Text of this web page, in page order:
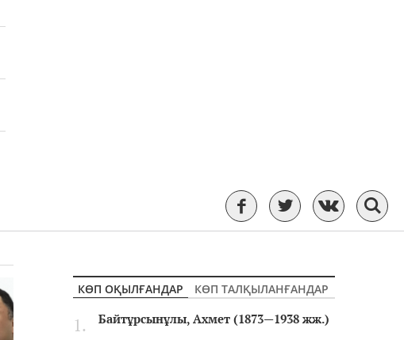
КӨП ОҚЫЛҒАНДАР
КӨП ТАЛҚЫЛАНҒАНДАР
Байтұрсынұлы, Ахмет (1873—1938 жж.)